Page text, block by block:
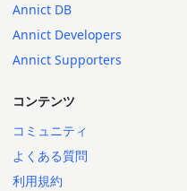
Annict DB
Annict Developers
Annict Supporters
コンテンツ
コミュニティ
よくある質問
利用規約